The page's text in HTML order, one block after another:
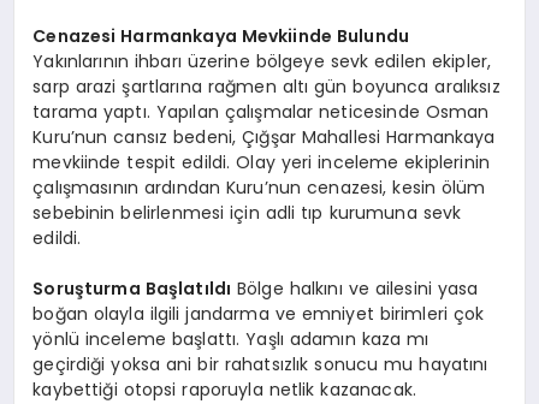
Cenazesi Harmankaya Mevkiinde Bulundu
Yakınlarının ihbarı üzerine bölgeye sevk edilen ekipler,
sarp arazi şartlarına rağmen altı gün boyunca aralıksız
tarama yaptı. Yapılan çalışmalar neticesinde Osman
Kuru’nun cansız bedeni, Çığşar Mahallesi Harmankaya
mevkiinde tespit edildi. Olay yeri inceleme ekiplerinin
çalışmasının ardından Kuru’nun cenazesi, kesin ölüm
sebebinin belirlenmesi için adli tıp kurumuna sevk
edildi.
Soruşturma Başlatıldı Bölge halkını ve ailesini yasa
boğan olayla ilgili jandarma ve emniyet birimleri çok
yönlü inceleme başlattı. Yaşlı adamın kaza mı
geçirdiği yoksa ani bir rahatsızlık sonucu mu hayatını
kaybettiği otopsi raporuyla netlik kazanacak.